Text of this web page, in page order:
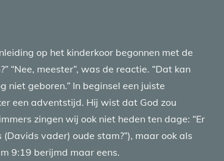
op het kinderkoor begonnen met de
“Nee, meester”, was de reactie. “Dat kan
niet geboren.” In beginsel een juiste
een adventstijd. Hij wist dat God zou
zingen wij ook niet heden ten dage: “Er
vader) oude stam?”), maar ook als
9:19 berijmd maar eens.